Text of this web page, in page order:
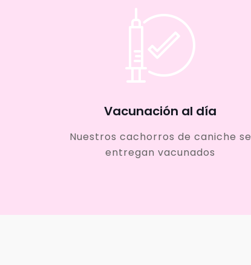
Vacunación al día
Nuestros cachorros de caniche se
entregan vacunados